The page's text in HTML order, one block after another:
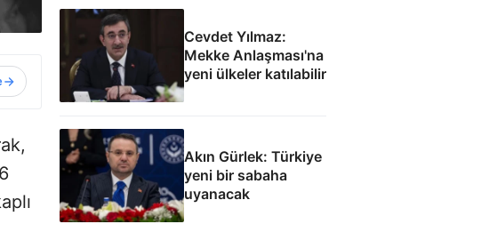
Cevdet Yılmaz:
Mekke Anlaşması'na
yeni ülkeler katılabilir
Akın Gürlek: Türkiye
yeni bir sabaha
uyanacak